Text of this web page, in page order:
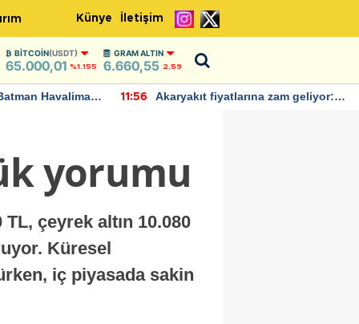
Künye İletişim
BITCOIN(USDT)
65.000,01 %1.155
GRAM ALTIN
6.660,55 2,59
Havalimanı
11:56
Akaryakıt fiyatlarına zam geliyor:
yorumu
çeyrek altın 10.080
Küresel
iç piyasada sakin